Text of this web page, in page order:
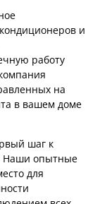
и
работу
на
в вашем доме
шаг к
Наши опытные
для